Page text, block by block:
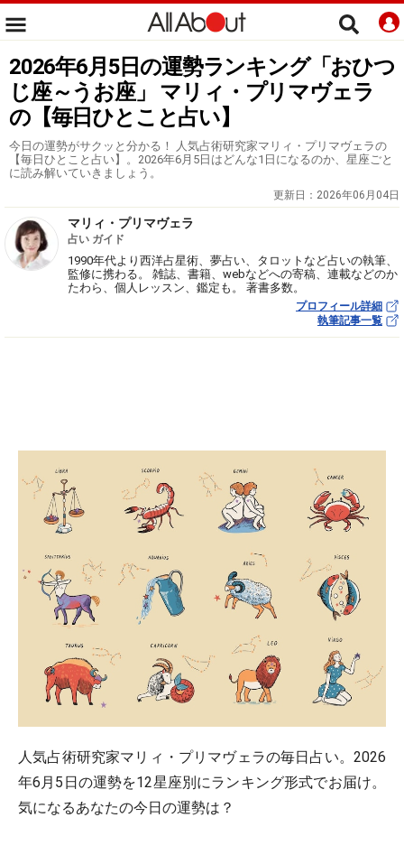
2026年6月5日の運勢ランキング「おひつ
じ座～うお座」 マリィ・プリマヴェラ
の【毎日ひとこと占い】
今日の運勢がサクッと分かる！ 人気占術研究家マリィ・プリマヴェラの
【毎日ひとこと占い】。2026年6月5日はどんな1日になるのか、星座ごと
に読み解いていきましょう。
更新日： 2026年06月04日
マリィ・プリマヴェラ
占い ガイド
1990年代より西洋占星術、夢占い、タロットなど占いの執筆、
監修に携わる。 雑誌、書籍、webなどへの寄稿、連載などのか
たわら、個人レッスン、鑑定も。 著書多数。
プロフィール詳細
執筆記事一覧
人気占術研究家マリィ・プリマヴェラの毎日占い。2026
年6月5日の運勢を12星座別にランキング形式でお届け。
気になるあなたの今日の運勢は？